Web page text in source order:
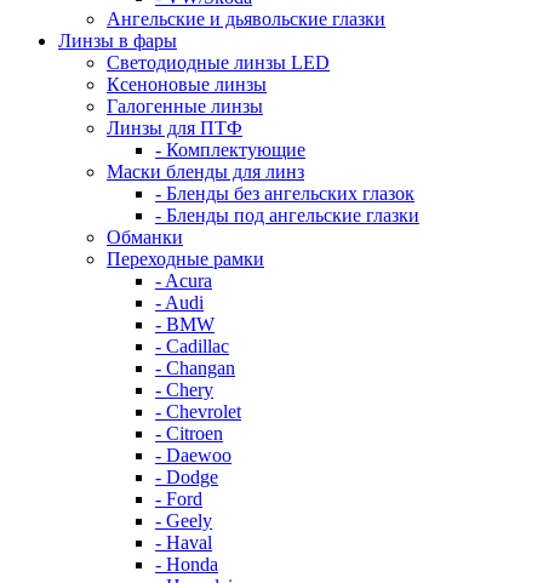
Ангельские и дьявольские глазки
Линзы в фары
Светодиодные линзы LED
Ксеноновые линзы
Галогенные линзы
Линзы для ПТФ
- Комплектующие
Маски бленды для линз
- Бленды без ангельских глазок
- Бленды под ангельские глазки
Обманки
Переходные рамки
- Acura
- Audi
- BMW
- Cadillac
- Changan
- Chery
- Chevrolet
- Citroen
- Daewoo
- Dodge
- Ford
- Geely
- Haval
- Honda